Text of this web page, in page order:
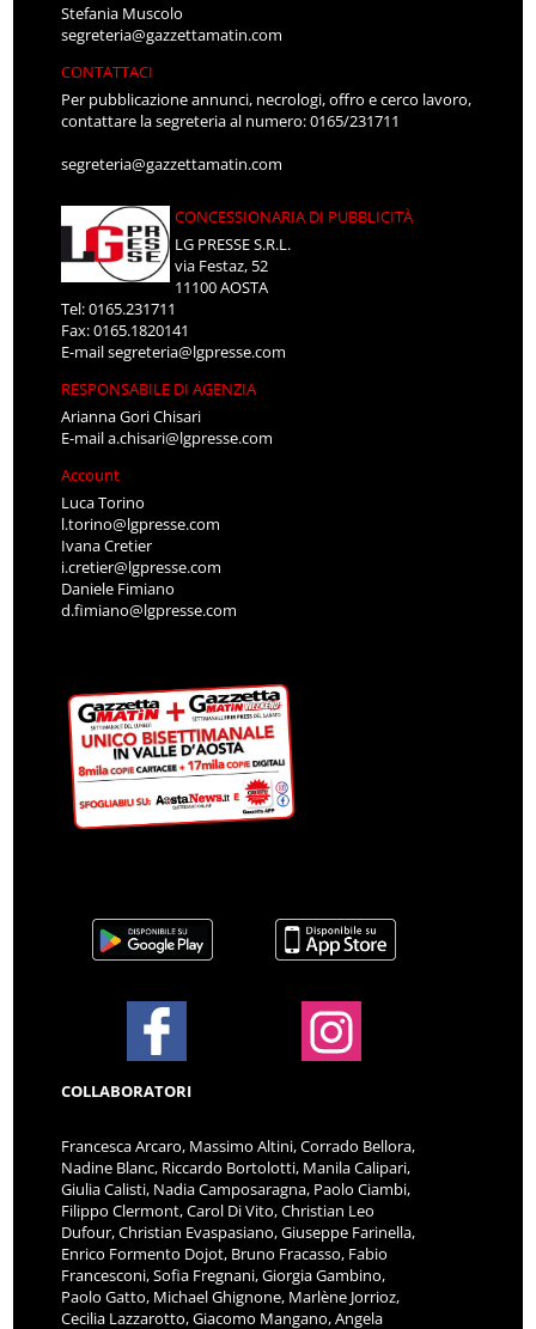
Stefania Muscolo
segreteria@gazzettamatin.com
CONTATTACI
Per pubblicazione annunci, necrologi, offro e cerco lavoro,
contattare la segreteria al numero: 0165/231711
segreteria@gazzettamatin.com
CONCESSIONARIA DI PUBBLICITÀ
LG PRESSE S.R.L.
via Festaz, 52
11100 AOSTA
Tel: 0165.231711
Fax: 0165.1820141
E-mailsegreteria@lgpresse.com
RESPONSABILE DI AGENZIA
Arianna Gori Chisari
E-maila.chisari@lgpresse.com
Account
Luca Torino
l.torino@lgpresse.com
Ivana Cretier
i.cretier@lgpresse.com
Daniele Fimiano
d.fimiano@lgpresse.com
COLLABORATORI
Francesca Arcaro, Massimo Altini, Corrado Bellora,
Nadine Blanc, Riccardo Bortolotti, Manila Calipari,
Giulia Calisti, Nadia Camposaragna, Paolo Ciambi,
Filippo Clermont, Carol Di Vito, Christian Leo
Dufour, Christian Evaspasiano, Giuseppe Farinella,
Enrico Formento Dojot, Bruno Fracasso, Fabio
Francesconi, Sofia Fregnani, Giorgia Gambino,
Paolo Gatto, Michael Ghignone, Marlène Jorrioz,
Cecilia Lazzarotto, Giacomo Mangano, Angela